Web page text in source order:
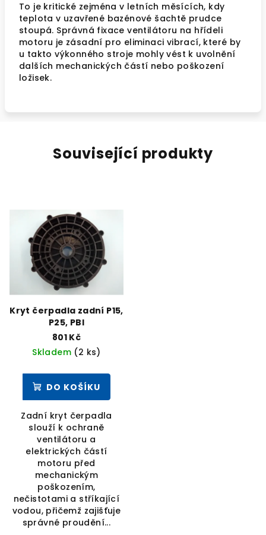
To je kritické zejména v letních měsících, kdy
teplota v uzavřené bazénové šachtě prudce
stoupá. Správná fixace ventilátoru na hřídeli
motoru je zásadní pro eliminaci vibrací, které by
u takto výkonného stroje mohly vést k uvolnění
dalších mechanických částí nebo poškození
ložisek.
Související produkty
Kryt čerpadla zadní P15,
P25, PBI
801 Kč
Skladem (2 ks)
DO KOŠÍKU
Zadní kryt čerpadla
slouží k ochraně
ventilátoru a
elektrických částí
motoru před
mechanickým
poškozením,
nečistotami a stříkající
vodou, přičemž zajišťuje
správné proudění...